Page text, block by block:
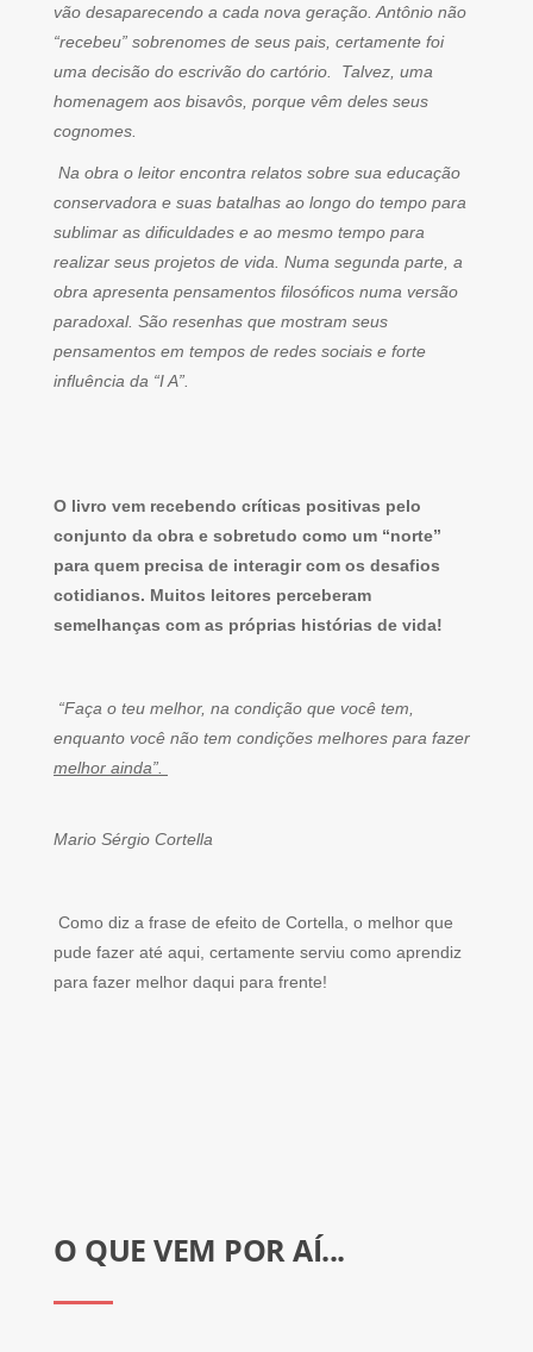
vão desaparecendo a cada nova geração. Antônio não
“recebeu” sobrenomes de seus pais, certamente foi
uma decisão do escrivão do cartório. Talvez, uma
homenagem aos bisavôs, porque vêm deles seus
cognomes.
Na obra o leitor encontra relatos sobre sua educação
conservadora e suas batalhas ao longo do tempo para
sublimar as dificuldades e ao mesmo tempo para
realizar seus projetos de vida. Numa segunda parte, a
obra apresenta pensamentos filosóficos numa versão
paradoxal. São resenhas que mostram seus
pensamentos em tempos de redes sociais e forte
influência da “I A”.
O livro vem recebendo críticas positivas pelo
conjunto da obra e sobretudo como um “norte”
para quem precisa de interagir com os desafios
cotidianos. Muitos leitores perceberam
semelhanças com as próprias histórias de vida!
“Faça o teu melhor, na condição que você tem,
enquanto você não tem condições melhores para fazer
melhor ainda”.
Mario Sérgio Cortella
Como diz a frase de efeito de Cortella, o melhor que
pude fazer até aqui, certamente serviu como aprendiz
para fazer melhor daqui para frente!
O QUE VEM POR AÍ...